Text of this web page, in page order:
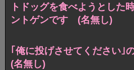
トドッグを食べようとした
ントゲンです (名無し)
｢俺に投げさせてください｣
(名無し)